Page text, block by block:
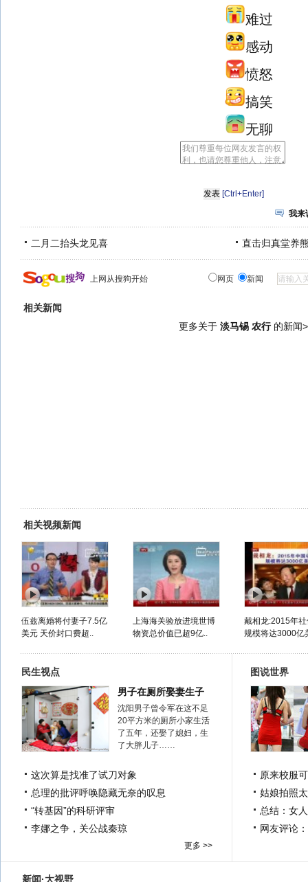
难过
感动
愤怒
搞笑
无聊
[Ctrl+Enter]
我来
二月二抬头龙见喜 直击归真堂养
上网从搜狗开始 网页 新闻
相关新闻
更多关于 淡马锡 农行的新闻
相关视频新闻
伍兹离婚将付妻子7.5亿
美元 天价封口费超..
上海海关验放进境世博
物资总价值已超9亿..
戴相龙:2015年
规模将达3000亿
民生视点
男子在厕所娶妻生子
沈阳男子曾令军在这不足
20平方米的厕所小家生活
了五年，还娶了媳妇，生
了大胖儿子……
这次算是找准了试刀对象
总理的批评呼唤隐藏无奈的叹息
“转基因”的科研评审
李娜之争，关公战秦琼
更多 >>
图说世界
原来校服
姑娘拍照
总结：女
网友评论
新闻·大视野